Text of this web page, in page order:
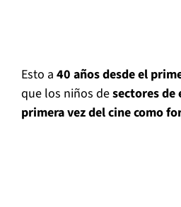
Esto a 40 años desde el
que los niños desectores de
primera vez del cine como